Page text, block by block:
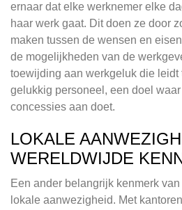
ernaar dat elke werknemer elke
haar werk gaat. Dit doen ze door
maken tussen de wensen en
de mogelijkheden van de
toewijding aan werkgeluk die leidt
gelukkig personeel, een doel
concessies aan doet.
LOKALE
WERELDWIJDE
Een ander belangrijk kenmerk
lokale aanwezigheid. Met